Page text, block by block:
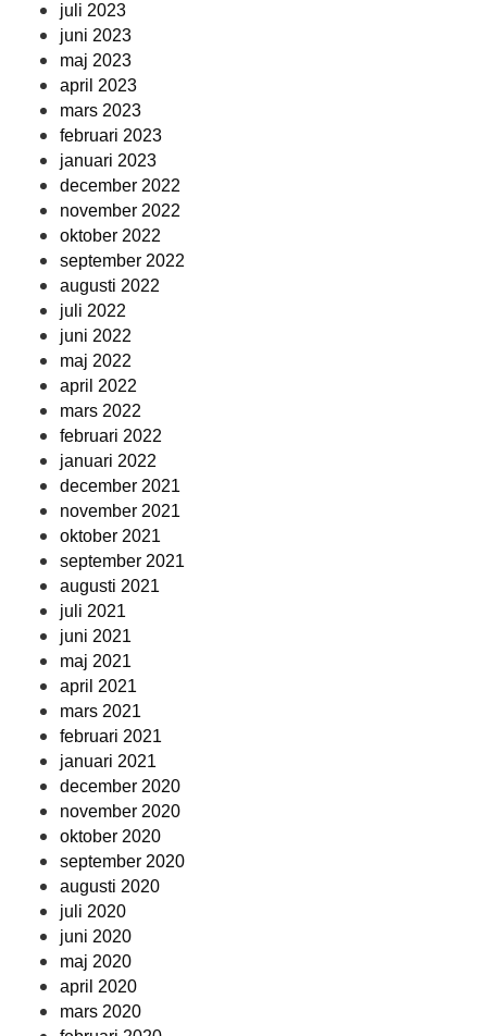
juli 2023
juni 2023
maj 2023
april 2023
mars 2023
februari 2023
januari 2023
december 2022
november 2022
oktober 2022
september 2022
augusti 2022
juli 2022
juni 2022
maj 2022
april 2022
mars 2022
februari 2022
januari 2022
december 2021
november 2021
oktober 2021
september 2021
augusti 2021
juli 2021
juni 2021
maj 2021
april 2021
mars 2021
februari 2021
januari 2021
december 2020
november 2020
oktober 2020
september 2020
augusti 2020
juli 2020
juni 2020
maj 2020
april 2020
mars 2020